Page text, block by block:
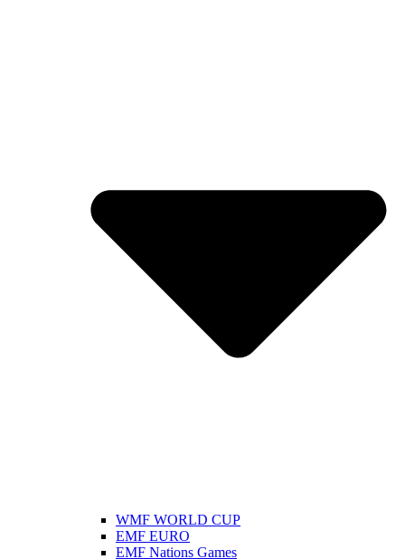
WMF WORLD CUP
EMF EURO
EMF Nations Games